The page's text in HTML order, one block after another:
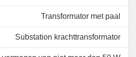
Transformator met paal
Substation krachttransformator